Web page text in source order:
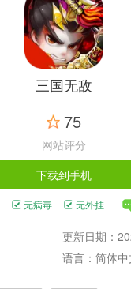
3百+款游戏
三国无敌
75
网站评分
下载到手机
无病毒 无外挂
更新日期：
语言：简体中